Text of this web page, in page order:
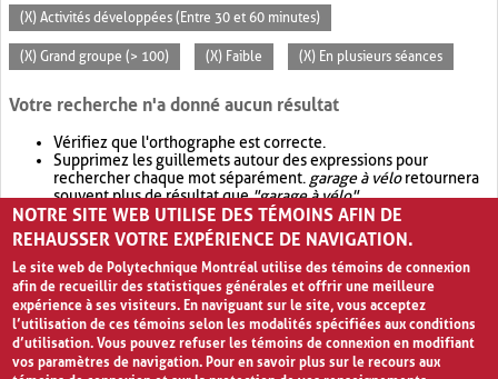
(X) Activités développées (Entre 30 et 60 minutes)
(X) Grand groupe (> 100) (X) Faible (X) En plusieurs séances
Votre recherche n'a donné aucun résultat
Vérifiez que l'orthographe est correcte.
Supprimez les guillemets autour des expressions pour
rechercher chaque mot séparément. garage à véloretournera
souvent plus de résultat que"garage à vélo".
Envisagez d'élargir votre recherche avec OR.garage OR vélo
retournera souvent plus de résultat quegarage à vélo
NOTRE SITE WEB UTILISE DES TÉMOINS AFIN DE
REHAUSSER VOTRE EXPÉRIENCE DE NAVIGATION.
Le site web de Polytechnique Montréal utilise des témoins de connexion
afin de recueillir des statistiques générales et offrir une meilleure
expérience à ses visiteurs. En naviguant sur le site, vous acceptez
l’utilisation de ces témoins selon les modalités spécifiées aux conditions
d’utilisation. Vous pouvez refuser les témoins de connexion en modifiant
vos paramètres de navigation. Pour en savoir plus sur le recours aux